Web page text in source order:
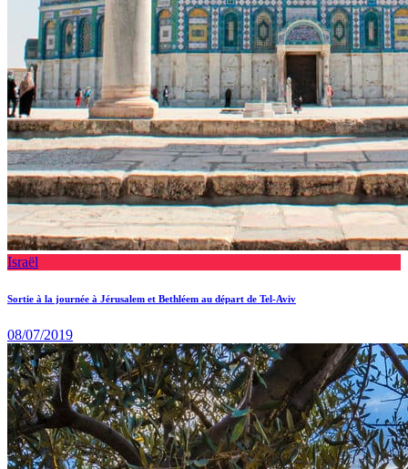
Israël
Sortie à la journée à Jérusalem et Bethléem au départ de Tel-Aviv
08/07/2019